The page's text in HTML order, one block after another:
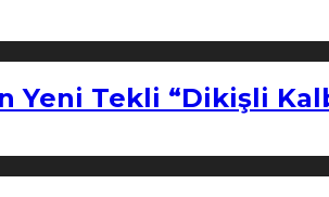
Yeni Tekli “Dikişli